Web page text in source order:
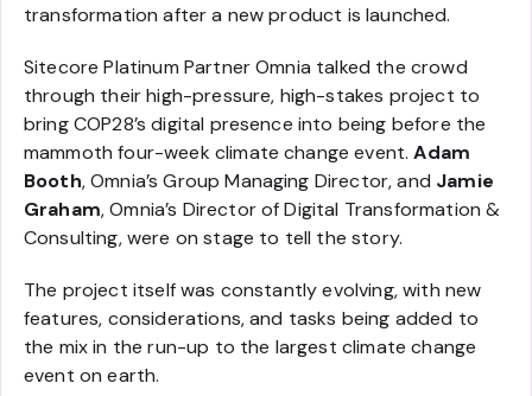
transformation after a new product is launched.
Sitecore Platinum Partner Omnia talked the crowd
through their high-pressure, high-stakes project to
bring COP28’s digital presence into being before the
mammoth four-week climate change event.Adam
Booth, Omnia’s Group Managing Director, and Jamie
Graham, Omnia’s Director of Digital Transformation &
Consulting, were on stage to tell the story.
The project itself was constantly evolving, with new
features, considerations, and tasks being added to
the mix in the run-up to the largest climate change
event on earth.